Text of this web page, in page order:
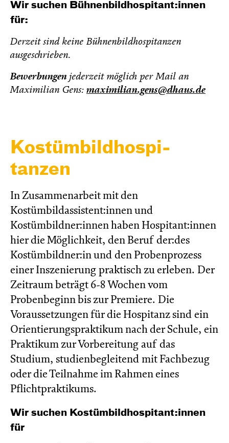
Wir suchen Bühnen­bild­hospi­tant:innen
für:
Derzeit sind keine Bühnenbildhospitanzen
ausgeschrieben.
Bewerbungenjederzeit möglich per Mail an
Maximilian Gens: maximilian.gens@dhaus.de
Kostüm­bild­hospi­
tanzen
In Zusammenarbeit mit den
Kostümbildassistent:innen und
Kostümbildner:innen haben Hospitant:innen
hier die Möglichkeit, den Beruf der:des
Kostümbildner:in und den Probenprozess
einer Inszenierung praktisch zu erleben. Der
Zeitraum beträgt 6-8 Wochen vom
Probenbeginn bis zur Premiere. Die
Voraussetzungen für die Hospitanz sind ein
Orientierungspraktikum nach der Schule, ein
Praktikum zur Vorbereitung auf das
Studium, studienbegleitend mit Fachbezug
oder die Teilnahme im Rahmen eines
Pflichtpraktikums.
Wir suchen Kostümbildhospitant:innen
für